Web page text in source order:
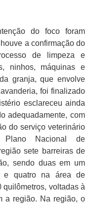
do foco foram
a confirmação do
de limpeza e
ninhos, máquinas e
granja, que envolve
foi finalizado
esclareceu ainda
adequadamente, com
do serviço veterinário
Plano Nacional de
sete barreiras de
sendo duas em um
e quatro na área de
voltadas à
a região. Na região, o